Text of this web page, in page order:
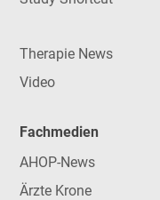
Therapie News
Video
Fachmedien
AHOP-News
Ärzte Krone